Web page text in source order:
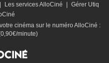
Les services AlloCiné
Gérer Utiq
cinéma sur le numéro AlloCiné :
minute)